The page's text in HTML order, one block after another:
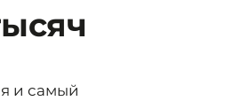
и самый